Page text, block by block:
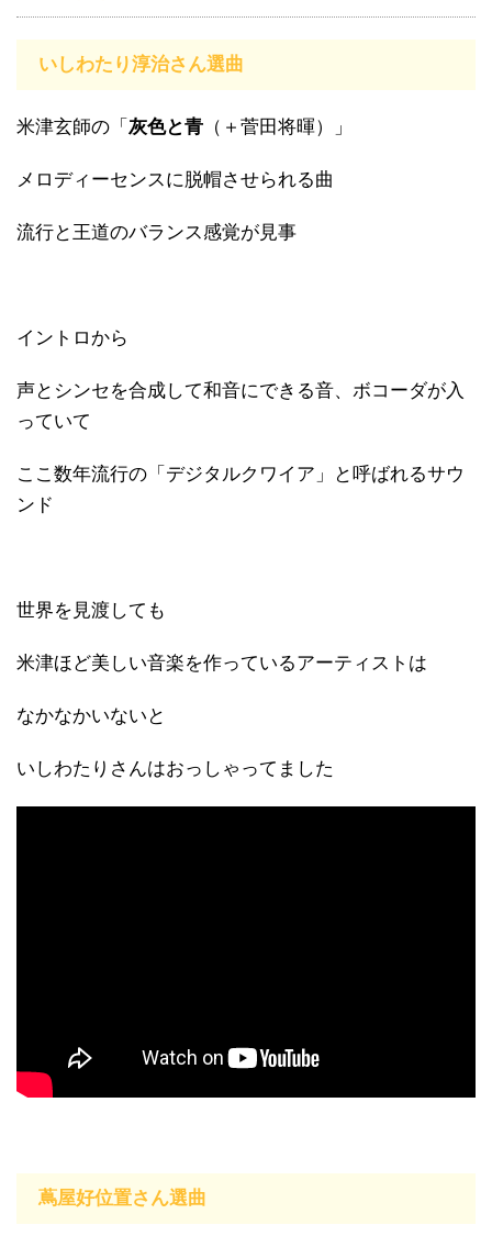
いしわたり淳治さん選曲
米津玄師の「 灰色と青 （＋菅田将暉）」
メロディーセンスに脱帽させられる曲
流行と王道のバランス感覚が見事
イントロから
声とシンセを合成して和音にできる音、ボコーダが入
っていて
ここ数年流行の「デジタルクワイア」と呼ばれるサウ
ンド
世界を見渡しても
米津ほど美しい音楽を作っているアーティストは
なかなかいないと
いしわたりさんはおっしゃってました
蔦屋好位置さん選曲